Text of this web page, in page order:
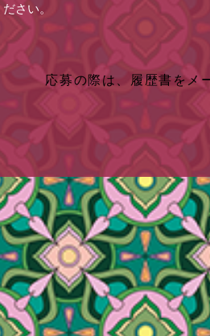
さい。
応募の際は、履歴書をメ